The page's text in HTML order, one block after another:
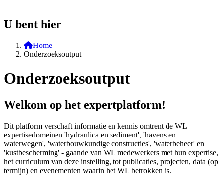
U bent hier
Home
Onderzoeksoutput
Onderzoeksoutput
Welkom op het expertplatform!
Dit platform verschaft informatie en kennis omtrent de WL
expertisedomeinen 'hydraulica en sediment', 'havens en
waterwegen', 'waterbouwkundige constructies', 'waterbeheer' en
'kustbescherming' - gaande van WL medewerkers met hun expertise,
het curriculum van deze instelling, tot publicaties, projecten, data (op
termijn) en evenementen waarin het WL betrokken is.